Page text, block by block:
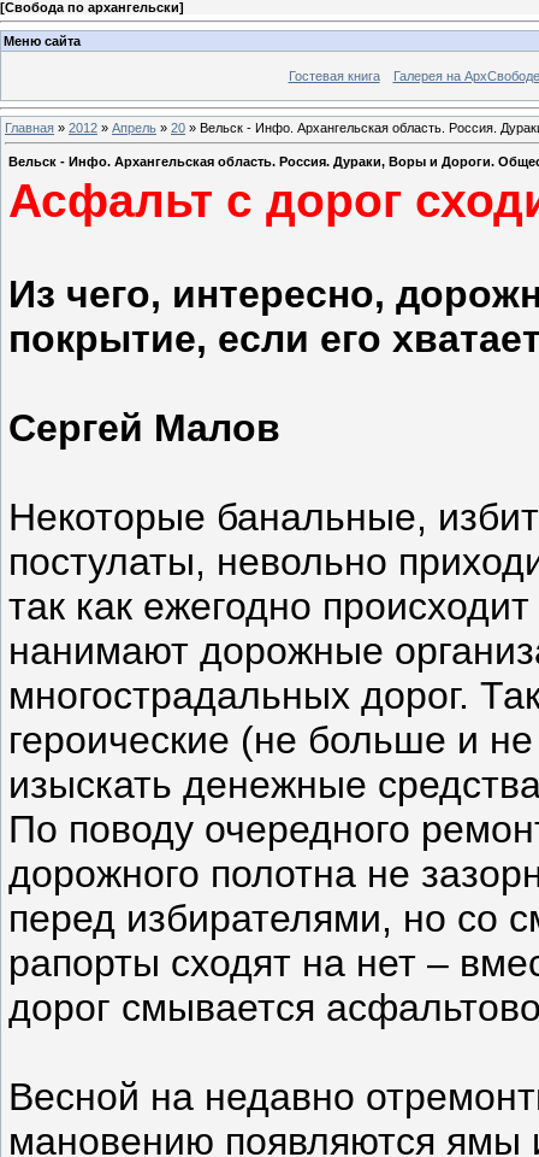
[Свобода по архангельски]
Меню сайта
Гостевая книга Галерея на АрхСвободе
Главная » 2012 » Апрель » 20 » Вельск - Инфо. Архангельская область. Россия.
Вельск - Инфо. Архангельская область. Россия. Дураки, Воры и Дороги.
Асфальт с дорог
Из чего, интересно,
покрытие, если его
Сергей Малов
Некоторые банальные,
постулаты, невольно
так как ежегодно
нанимают дорожные
многострадальных дорог.
героические (не больше и
изыскать денежные
По поводу очередного
дорожного полотна не
перед избирателями, но со
рапорты сходят на нет –
дорог смывается
Весной на недавно
мановению появляются